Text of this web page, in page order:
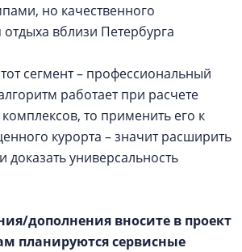
но качественного
вблизи Петербурга
сегмент – профессиональный
работает при расчете
то применить его к
курорта – значит расширить
доказать универсальность
дополнения вносите в проект
планируются сервисные